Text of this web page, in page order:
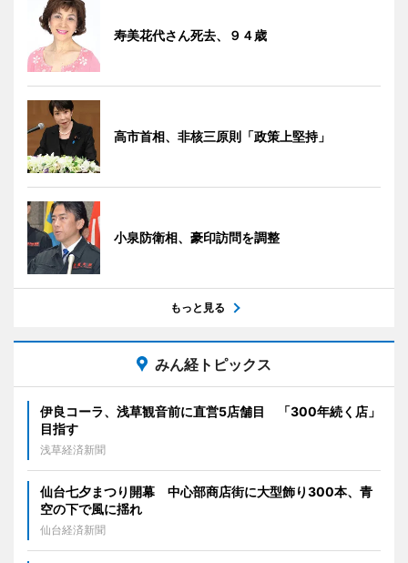
寿美花代さん死去、９４歳
高市首相、非核三原則「政策上堅持」
小泉防衛相、豪印訪問を調整
もっと見る
みん経トピックス
伊良コーラ、浅草観音前に直営5店舗目 「300年続く店」
目指す
浅草経済新聞
仙台七夕まつり開幕 中心部商店街に大型飾り300本、青
空の下で風に揺れ
仙台経済新聞